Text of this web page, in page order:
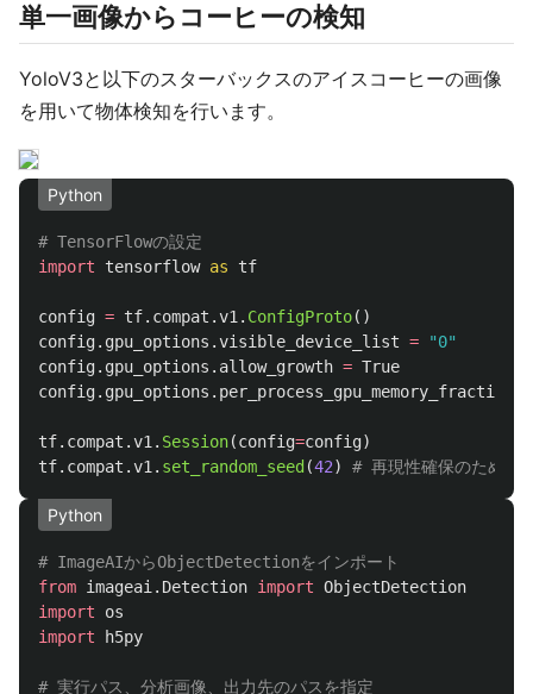
単一画像からコーヒーの検知
YoloV3と以下のスターバックスのアイスコーヒーの画像
を用いて物体検知を行います。
Python
import
tensorflow as tf
config = tf. compat .v1 . ConfigProto()
config. gpu_options .visible_device_list = "0"
config. gpu_options . allow_growth = True
config. gpu_options . per_process_gpu_memory_fraction
tf. compat .v1 . Session(config=config)
tf. compat .v1 . set_random_seed (42)
Python
from imageai.Detection import ObjectDetection
import
os
import
h5py